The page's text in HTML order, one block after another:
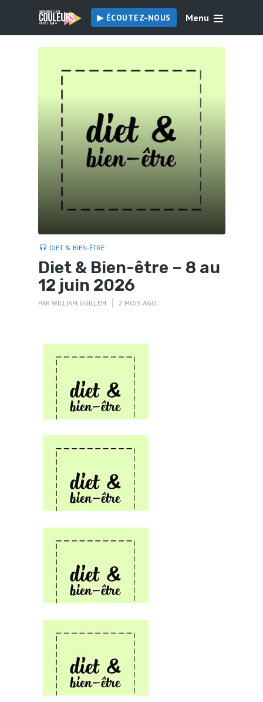
▶︎ ÉCOUTEZ-NOUS Menu
DIET & BIEN-ÊTRE
Diet & Bien-être – 8 au
12 juin 2026
PAR WILLIAM GUILLEM 2 MOIS AGO